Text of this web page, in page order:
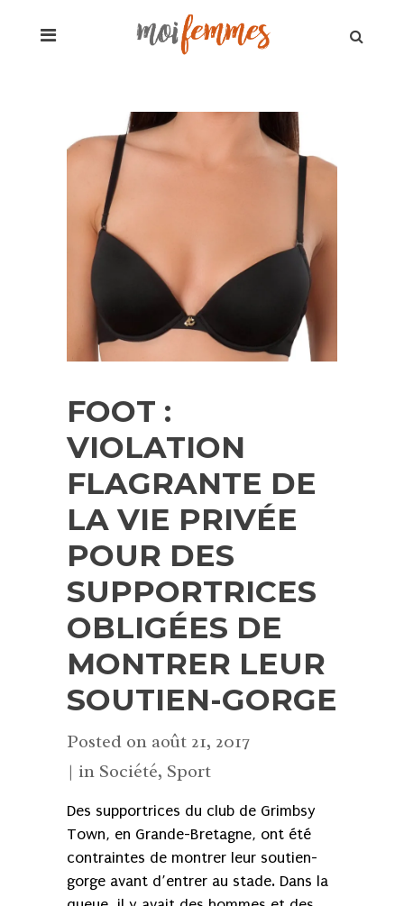
FOOT :
VIOLATION
FLAGRANTE DE
LA VIE PRIVÉE
POUR DES
SUPPORTRICES
OBLIGÉES DE
MONTRER LEUR
SOUTIEN-GORGE
Posted on août 21, 2017
in Société, Sport
Des supportrices du club de Grimbsy
Town, en Grande-Bretagne, ont été
contraintes de montrer leur soutien-
gorge avant d’entrer au stade. Dans la